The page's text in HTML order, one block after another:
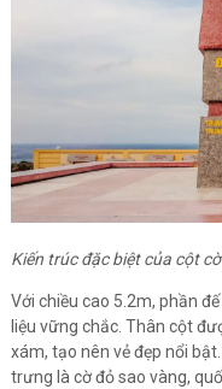
Kiến trúc đặc biệt của cột
Với chiều cao 5.2m, phần
liệu vững chắc. Thân cột
xám, tạo nên vẻ đẹp nổi
trưng là cờ đỏ sao vàng,